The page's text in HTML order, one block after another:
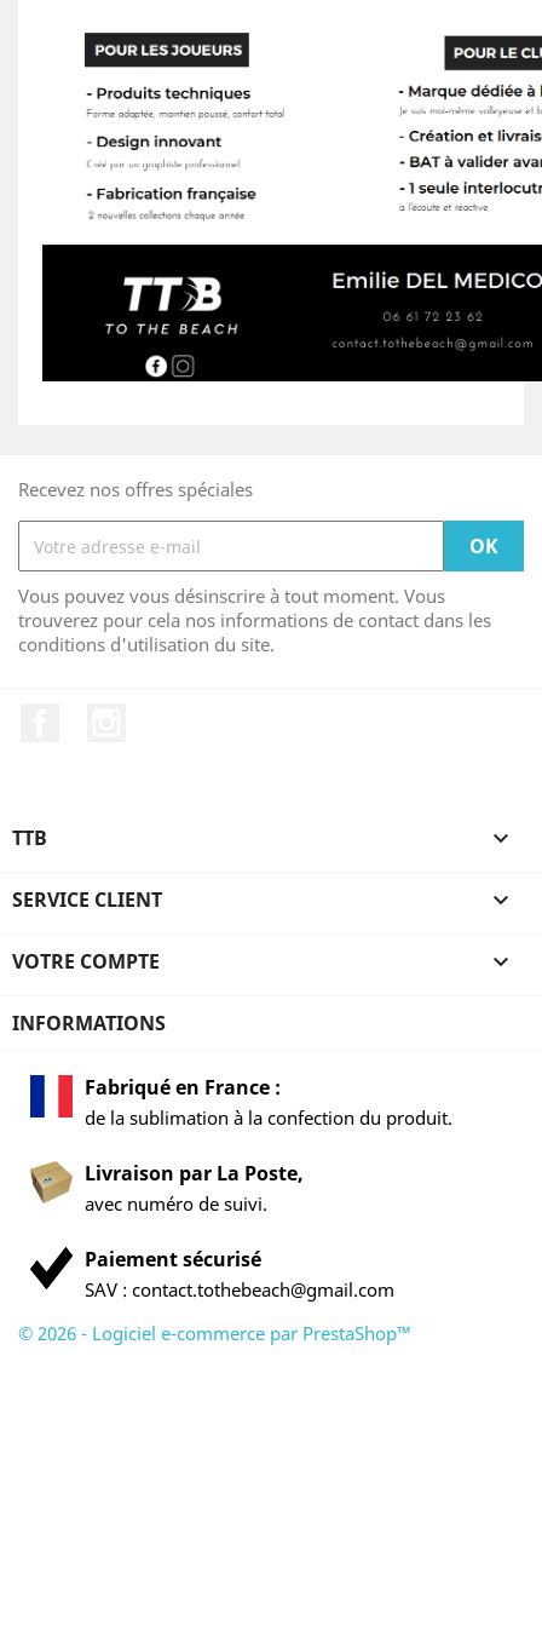
Recevez nos offres spéciales
Vous pouvez vous désinscrire à tout moment. Vous
trouverez pour cela nos informations de contact dans les
conditions d'utilisation du site.
TTB 
SERVICE CLIENT 
VOTRE COMPTE 
INFORMATIONS
Fabriqué en France :
de la sublimation à la confection du produit.
Livraison par La Poste,
avec numéro de suivi.
Paiement sécurisé
SAV : contact.tothebeach@gmail.com
© 2026 - Logiciel e-commerce par PrestaShop™